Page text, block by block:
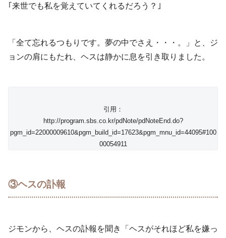
｢来世でも私を覚えていてくれるだろう？｣
「全て忘れるつもりです。夢の中でさえ・・・。」と、ジ
ョンの肩にもたれ、ヘスは静かに息を引き取りました。
引用：
http://program.sbs.co.kr/pdNote/pdNoteEnd.do?
pgm_id=22000009610&pgm_build_id=17623&pgm_mnu_id=44095#100
00054911
③ヘスの訃報
ジモンから、ヘスの訃報を聞き「ヘスがそれほど私を嫌っ